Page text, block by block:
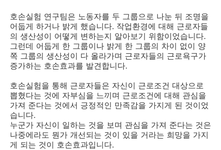
호손실험 연구팀은 노동자를 두 그룹으로 나눈 뒤 조명을
어둡게 하거나 밝게 했습니다. 작업환경에 대해 근로자들
의 생산성이 어떻게 변하는지 알아보기 위함이었습니다.
그런데 어둡게 한 그룹이나 밝게 한 그룹의 차이 없이 양
쪽 그룹의 생산성이 다 올라가며 근로자들의 근로욕구가
증가하는 호손효과를 발견합니다.
호손실험을 통해 근로자들은 자신이 근로조건 대상으로
뽑혔다는 것에 자부심을 느끼며 근로조건에 대해 관심을
가져 준다는 것에서 긍정적인 만족감을 가지게 된 것이었
습니다.
누군가 자신이 일하는 것을 보며 관심을 가져 준다는 것은
나중에라도 뭔가 개선되는 것이 있을 거라는 희망을 가지
게 되는 것이 호손효과입니다.